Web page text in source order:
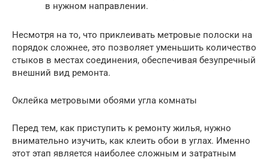
в нужном направлении.
Несмотря на то, что приклеивать метровые полоски на
порядок сложнее, это позволяет уменьшить количество
стыков в местах соединения, обеспечивая безупречный
внешний вид ремонта.
Оклейка метровыми обоями угла комнаты
Перед тем, как приступить к ремонту жилья, нужно
внимательно изучить, как клеить обои в углах. Именно
этот этап является наиболее сложным и затратным